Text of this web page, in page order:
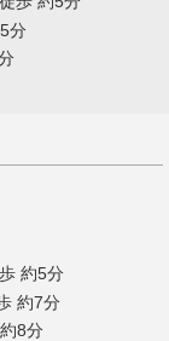
分
約5分
約7分
8分